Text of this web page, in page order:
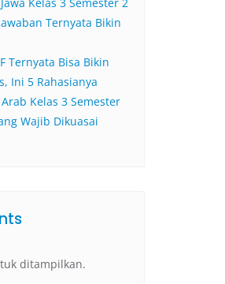
Ternyata Bikin
Ternyata Bisa Bikin
Ini 5 Rahasianya
Kelas 3 Semester
Wajib Dikuasai
ditampilkan.